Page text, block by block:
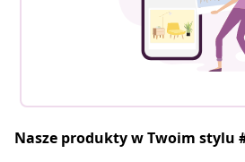
Nasze produkty w Twoim stylu